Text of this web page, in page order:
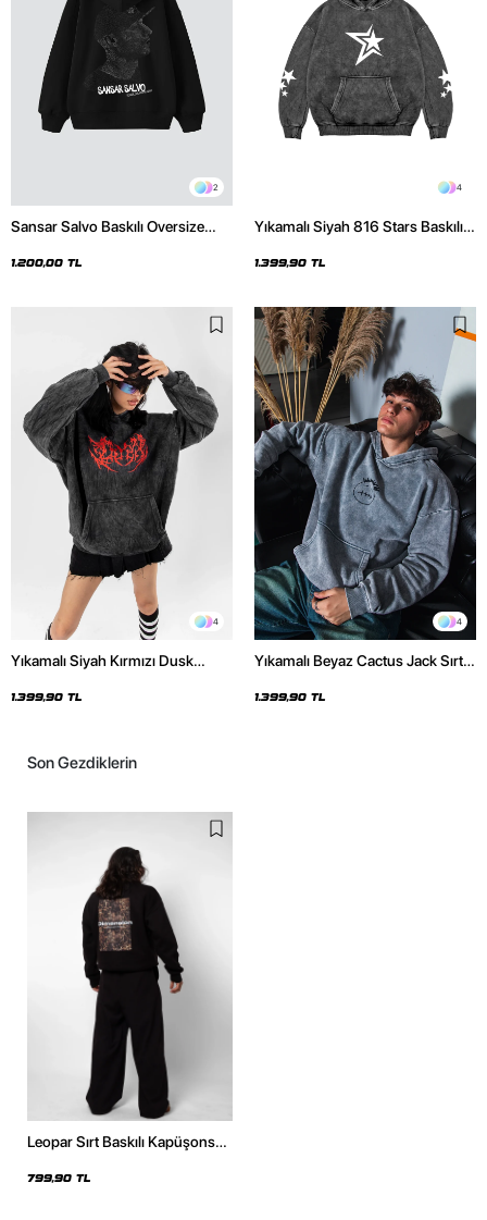
2
Sansar Salvo Baskılı Oversize
1.200,00 TL
4
Yıkamalı Siyah 816 Stars Baskılı
1.399,90 TL
4
Yıkamalı Siyah Kırmızı Dusk
1.399,90 TL
4
Yıkamalı Beyaz Cactus Jack Sırt
1.399,90 TL
Son Gezdiklerin
Leopar Sırt Baskılı Kapüşonsuz
Sweatshirt
799,90 TL